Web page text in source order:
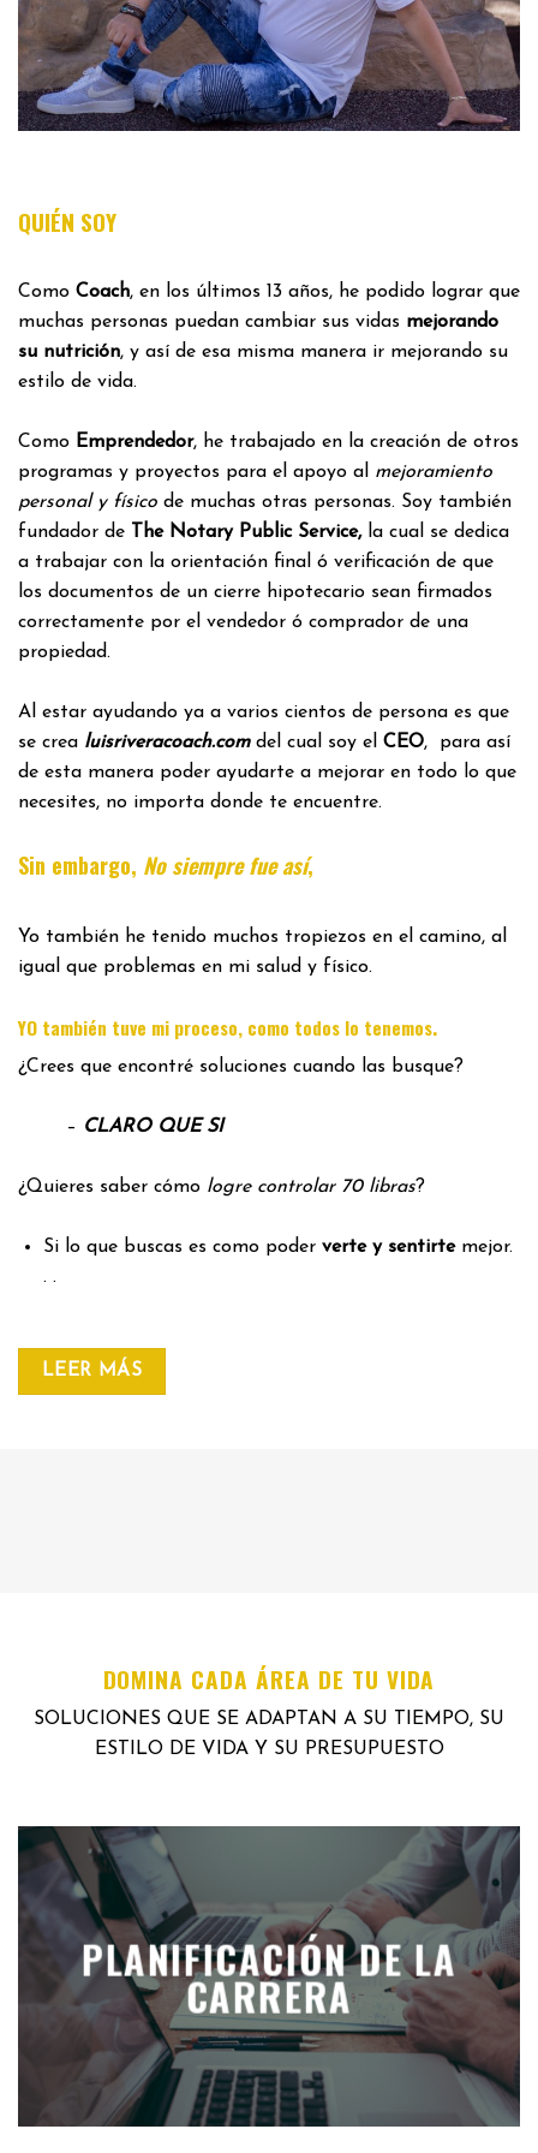
QUIÉN SOY
Como Coach, en los últimos 13 años, he podido lograr que
muchas personas puedan cambiar sus vidas mejorando
su nutrición, y así de esa misma manera ir mejorando su
estilo de vida.
Como Emprendedor, he trabajado en la creación de otros
programas y proyectos para el apoyo al mejoramiento
personal y físico de muchas otras personas. Soy también
fundador de
The Notary Public Service,la cual se dedica
a trabajar con la orientación final ó verificación de que
los documentos de un cierre hipotecario sean firmados
correctamente por el vendedor ó comprador de una
propiedad.
Al estar ayudando ya a varios cientos de persona es que
se crea luisriveracoach.comdel cual soy el CEO, para así
de esta manera poder ayudarte a mejorar en todo lo que
necesites, no importa donde te encuentre.
Sin embargo, No siempre fue así,
Yo también he tenido muchos tropiezos en el camino, al
igual que problemas en mi salud y físico.
YO también tuve mi proceso, como todos lo tenemos.
¿Crees que encontré soluciones cuando las busque?
– CLARO QUE SI
¿Quieres saber cómo logre controlar 70 libras?
Si lo que buscas es como poder verte y sentirtemejor.
. .
LEER MÁS
DOMINA CADA ÁREA DE TU VIDA
SOLUCIONES QUE SE ADAPTAN A SU TIEMPO, SU
ESTILO DE VIDA Y SU PRESUPUESTO
PLANIFICACIÓN DE LA
CARRERA